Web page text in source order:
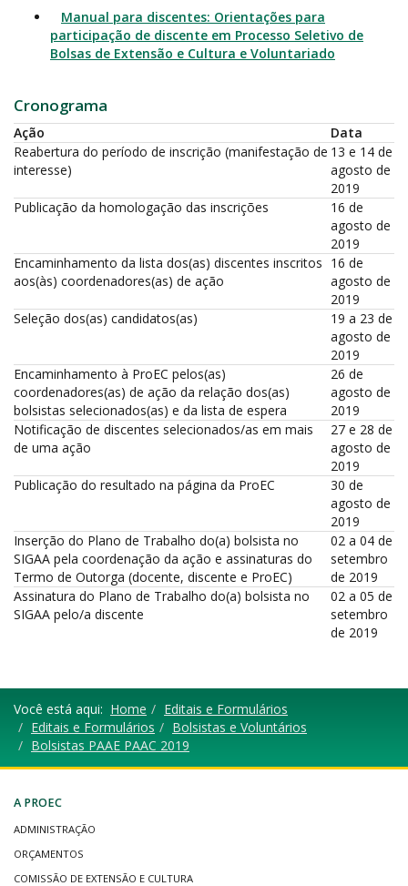
Manual para discentes: Orientações para
participação de discente em Processo Seletivo de
Bolsas de Extensão e Cultura e Voluntariado
Cronograma
Ação
Data
Reabertura do período de inscrição (manifestação de
interesse)
13 e 14 de
agosto de
2019
Publicação da homologação das inscrições
16 de
agosto de
2019
Encaminhamento da lista dos(as) discentes inscritos
aos(às) coordenadores(as) de ação
16 de
agosto de
2019
Seleção dos(as) candidatos(as)
19 a 23 de
agosto de
2019
Encaminhamento à ProEC pelos(as)
coordenadores(as) de ação da relação dos(as)
bolsistas selecionados(as) e da lista de espera
26 de
agosto de
2019
Notificação de discentes selecionados/as em mais
de uma ação
27 e 28 de
agosto de
2019
Publicação do resultado na página da ProEC
30 de
agosto de
2019
Inserção do Plano de Trabalho do(a) bolsista no
SIGAA pela coordenação da ação e assinaturas do
Termo de Outorga (docente, discente e ProEC)
02 a 04 de
setembro
de 2019
Assinatura do Plano de Trabalho do(a) bolsista no
SIGAA pelo/a discente
02 a 05 de
setembro
de 2019
Você está aqui: Home
Editais e Formulários
Editais e Formulários
Bolsistas e Voluntários
Bolsistas PAAE PAAC 2019
A PROEC
ADMINISTRAÇÃO
ORÇAMENTOS
COMISSÃO DE EXTENSÃO E CULTURA